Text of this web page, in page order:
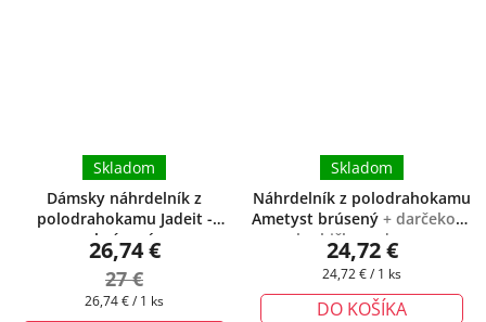
Dámsky náhrdelník z
polodrahokamu Jadeit -
brúsený
Skladom
26,74 €
27 €
Jednotková
26,74 € / 1 ks
Náhrdelník z polodrahokamu
Ametyst brúsený + darčeková
krabička zadarmo
Skladom
24,72 €
Jednotková
24,72 € / 1 ks
DO KOŠÍKA